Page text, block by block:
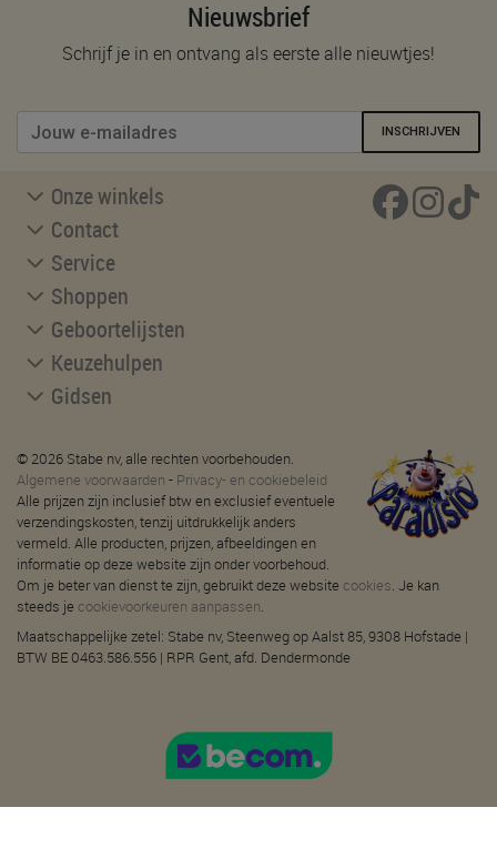
Nieuwsbrief
Schrijf je in en ontvang als eerste alle nieuwtjes!
INSCHRIJVEN
Onze winkels
Contact
Service
Shoppen
Geboortelijsten
Keuzehulpen
Gidsen
© 2026 Stabe nv, alle rechten voorbehouden.
Algemene voorwaarden - Privacy- en cookiebeleid
Alle prijzen zijn inclusief btw en exclusief eventuele
verzendingskosten, tenzij uitdrukkelijk anders
vermeld. Alle producten, prijzen, afbeeldingen en
informatie op deze website zijn onder voorbehoud.
Om je beter van dienst te zijn, gebruikt deze website cookies. Je kan
steeds je cookievoorkeuren aanpassen.
Maatschappelijke zetel: Stabe nv, Steenweg op Aalst 85, 9308 Hofstade |
BTW BE 0463.586.556 | RPR Gent, afd. Dendermonde